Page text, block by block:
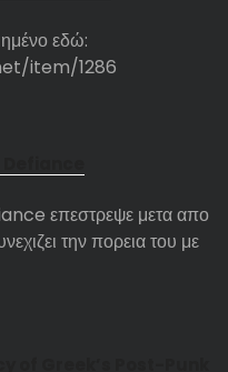
εδώ:
item/1286
επεστρεψε μετα απο
την πορεια του με